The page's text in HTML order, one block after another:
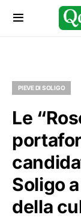
PIEVE DI SOLIGO
Le
Soligo
della